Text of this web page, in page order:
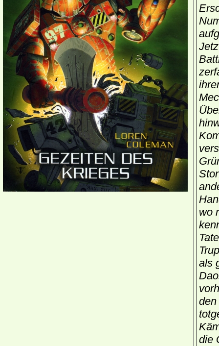
wo
als
die